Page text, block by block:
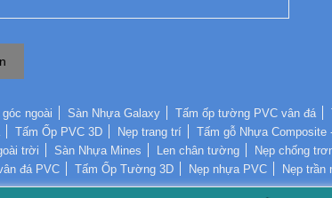
góc ngoài Sàn Nhựa Galaxy Tấm ốp tường PVC vân đá
Tấm Ốp PVC 3D Nẹp trang trí Tấm gỗ Nhựa Composite
trời Sàn Nhựa Mines Len chân tường Nẹp chống
đá PVC Tấm Ốp Tường 3D Nẹp nhựa PVC Nẹp trần